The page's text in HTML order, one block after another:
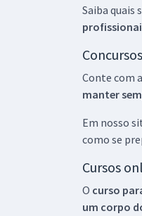
Saiba quais
Conte com
manter
Em nosso
como se
Cursos
O curso
um corpo